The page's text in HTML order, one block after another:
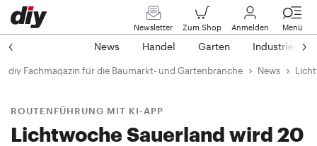
Newsletter Zum Shop Anmelden Menü
News Handel Garten Industrie
diy Fachmagazin für die Baumarkt- und Gartenbranche News
ROUTENFÜHRUNG MIT KI-APP
Lichtwoche Sauerland wird 20